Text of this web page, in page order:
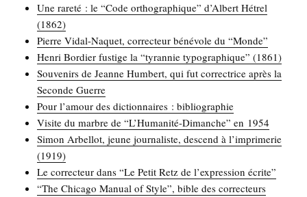
Une rare­té : le “Code ortho­gra­phique” d’Albert Hétrel
(1862)
Pierre Vidal-Naquet, cor­rec­teur béné­vole du “Monde”
Hen­ri Bor­dier fus­tige la “tyran­nie typo­gra­phique” (1861)
Sou­ve­nirs de Jeanne Hum­bert, qui fut cor­rec­trice après la
Seconde Guerre
Pour l’amour des dic­tion­naires : bibliographie
Visite du marbre de “L’Humanité-Dimanche” en 1954
Simon Arbel­lot, jeune jour­na­liste, des­cend à l’imprimerie
(1919)
Le cor­rec­teur dans “Le Petit Retz de l’expression écrite”
“The Chi­ca­go Manual of Style”, bible des cor­rec­teurs